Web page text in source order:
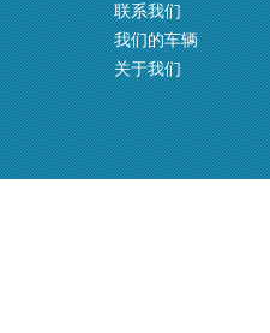
联系我们
我们的车辆
关于我们